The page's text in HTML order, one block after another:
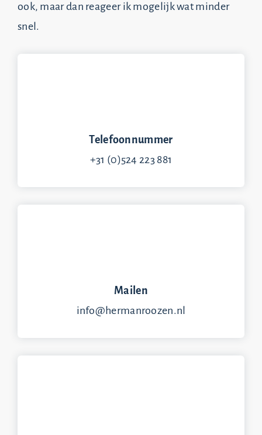
ook, maar dan reageer ik mogelijk wat minder
snel.
Telefoonnummer
+31 (0)524 223 881
Mailen
info@hermanroozen.nl